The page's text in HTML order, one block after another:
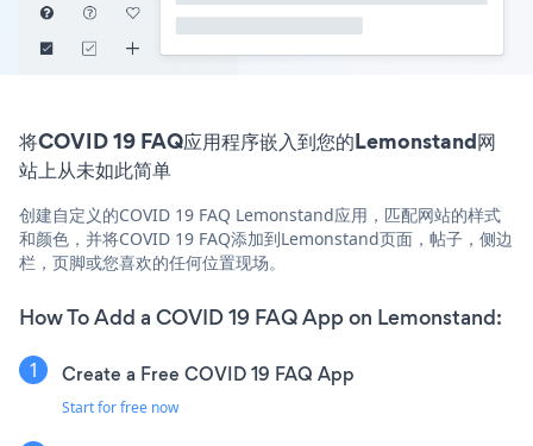
将COVID 19 FAQ应用程序嵌入到您的Lemonstand网
站上从未如此简单
创建自定义的COVID 19 FAQ Lemonstand应用，匹配网站的样式
和颜色，并将COVID 19 FAQ添加到Lemonstand页面，帖子，侧边
栏，页脚或您喜欢的任何位置现场。
How To Add a COVID 19 FAQ App on Lemonstand:
Create a Free COVID 19 FAQ App
Start for free now